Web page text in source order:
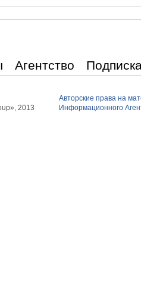
Агентство
2013
Авторские права на
Информационного